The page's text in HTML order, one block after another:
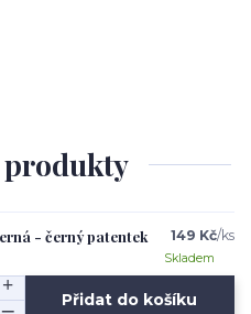
produkty
- černý patentek 149 Kč/ks
Skladem
Přidat do košíku